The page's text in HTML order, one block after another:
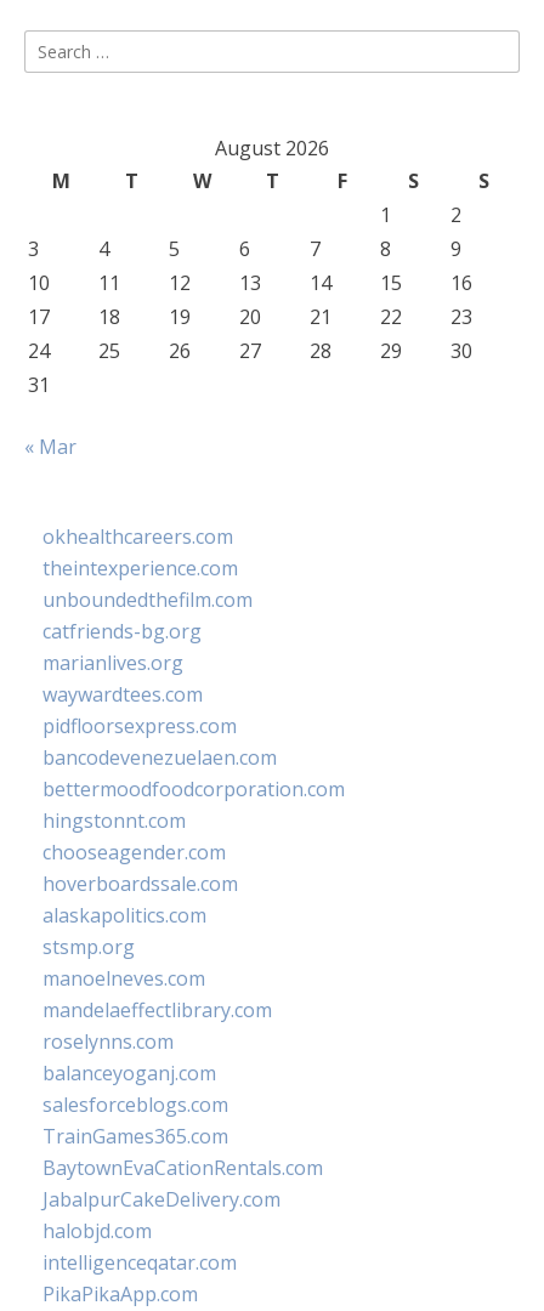
Search
for:
August 2026
M
T W T F S
S
1
2
3
4 5 6 7 8
9
10
11 12 13 14 15
16
17
18 19 20 21 22
23
24
25 26 27 28 29
30
31
« Mar
okhealthcareers.com
theintexperience.com
unboundedthefilm.com
catfriends-bg.org
marianlives.org
waywardtees.com
pidfloorsexpress.com
bancodevenezuelaen.com
bettermoodfoodcorporation.com
hingstonnt.com
chooseagender.com
hoverboardssale.com
alaskapolitics.com
stsmp.org
manoelneves.com
mandelaeffectlibrary.com
roselynns.com
balanceyoganj.com
salesforceblogs.com
TrainGames365.com
BaytownEvaCationRentals.com
JabalpurCakeDelivery.com
halobjd.com
intelligenceqatar.com
PikaPikaApp.com